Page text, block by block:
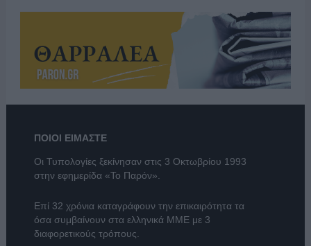
ΠΟΙΟΙ ΕΙΜΑΣΤΕ
Οι Τυπολογίες ξεκίνησαν στις 3 Οκτωβρίου 1993
στην εφημερίδα «Το Παρόν».
Επί 32 χρόνια καταγράφουν την επικαιρότητα τα
όσα συμβαίνουν στα ελληνικά ΜΜΕ με 3
διαφορετικούς τρόπους.